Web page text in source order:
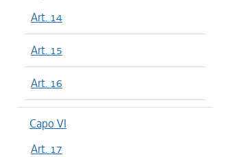
Art. 14
Art. 15
Art. 16
Capo VI
Art. 17